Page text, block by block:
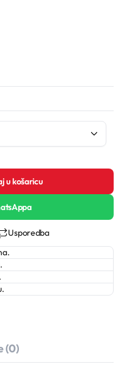
u košaricu
Usporedba
(0)